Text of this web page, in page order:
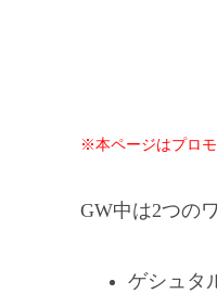
※本ページはプロ
GW中は2つの
ゲシュタ